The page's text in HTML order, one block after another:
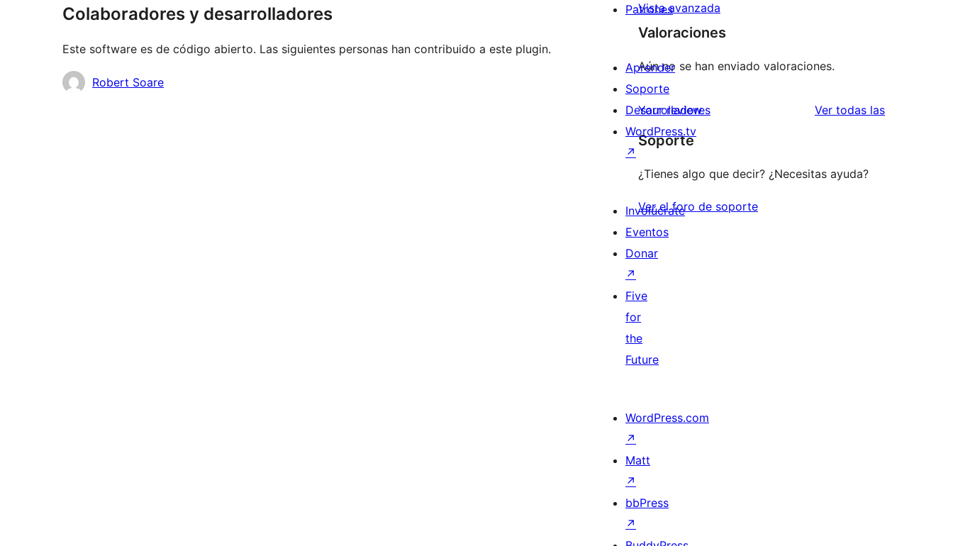
Colaboradores y desarrolladores
Este software es de código abierto. Las siguientes personas han contribuido a este plugin.
Colaboradores
Robert Soare
Vista avanzada
Valoraciones
Aún no se han enviado valoraciones.
Your review Ver todas lasvaloraciones
Soporte
¿Tienes algo que decir? ¿Necesitas ayuda?
Ver el foro de soporte
Patrones
Aprender
Soporte
Desarrolladores
WordPress.tv
↗
Involúcrate
Eventos
Donar
↗
Five
for
the
Future
WordPress.com
↗
Matt
↗
bbPress
↗